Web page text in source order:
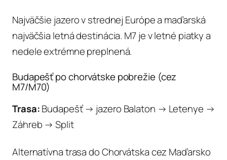
Najväčšie jazero v strednej Európe a maďarská
najväčšia letná destinácia. M7 je v letné piatky a
nedele extrémne preplnená.
Budapešť po chorvátske pobrežie (cez
M7/M70)
Trasa:Budapešť → jazero Balaton → Letenye →
Záhreb → Split
Alternatívna trasa do Chorvátska cez Maďarsko